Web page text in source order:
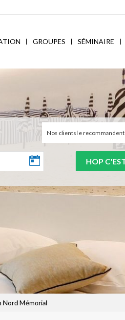
GROUPES SÉMINAIRE
Nos clients le recommandent
Nord Mémorial